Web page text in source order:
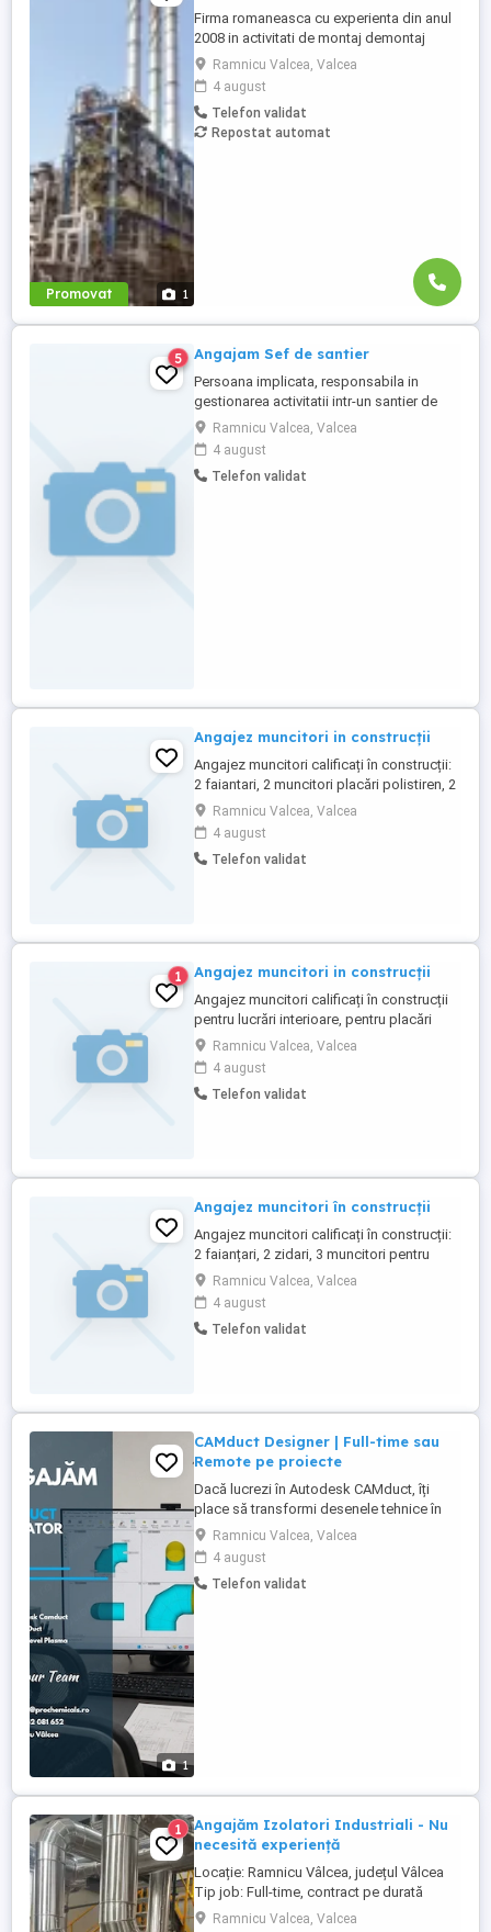
Promovat 1
Firma romaneasca cu experienta din anul
2008 in activitati de montaj demontaj
schele industriale si izolatii industriale in
rafinarii, combinate petrochimice, otelarii
ofera locuri de munca in Belgia si Olanda
pentru: - schelari muncitori
necalificatipentru activitatea de montaj
Ramnicu Valcea, Valcea
4 august
Telefon validat
Repostat automat
5 Angajam Sef de santier
Persoana implicata, responsabila in
gestionarea activitatii intr-un santier de
constructii. Disponibilitate de deplasare
relocare in zona locatiei santierului.
Activitatea se desfasoara in zonele de
Sud, Sud-Vest, Sud-Est ale tarii. Abilitati
Ramnicu Valcea, Valcea
4 august
Telefon validat
Angajez muncitori in construcții
Angajez muncitori calificați în construcții:
2 faiantari, 2 muncitori placări polistiren, 2
zidari, 1 muncitor necalificat, 2 muncitori
tencuieli mecanizate.
Ramnicu Valcea, Valcea
4 august
Telefon validat
1 Angajez muncitori in construcții
Angajez muncitori calificați în construcții
pentru lucrări interioare, pentru placări
polistiren, 1 faianțar și 1 muncitor
necalificat.
Ramnicu Valcea, Valcea
4 august
Telefon validat
Angajez muncitori în construcții
Angajez muncitori calificați în construcții:
2 faianțari, 2 zidari, 3 muncitori pentru
placări polistiren. Contract de muncă.
Locul de muncă se desfășoară în
Râmnicu Vâlcea.
Ramnicu Valcea, Valcea
4 august
Telefon validat
1
CAMduct Designer | Full-time sau
Remote pe proiecte
Dacă lucrezi în Autodesk CAMduct, îți
place să transformi desenele tehnice în
piese reale și vrei să faci parte din
proiecte industriale complexe, te
așteptăm în echipa noastră. Locație:
Râmnicu Vâlcea Program: Full-time la
Ramnicu Valcea, Valcea
4 august
Telefon validat
1
Angajăm Izolatori Industriali - Nu
necesită experiență
Locație: Ramnicu Vâlcea, județul Vâlcea
Tip job: Full-time, contract pe durată
nedeterminată Nivel experiență: Nu este
Ramnicu Valcea, Valcea